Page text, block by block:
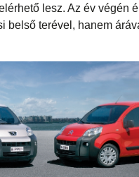
lesz. Az év végén
belső terével, hanem